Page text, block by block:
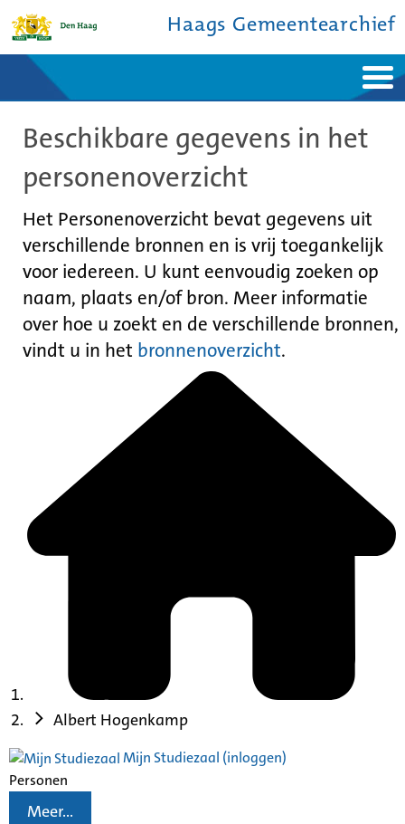
Haags Gemeentearchief
Ontdek de stad
De studiezaal
Bronnen en collecties
Contact
Beschikbare gegevens in het
personenoverzicht
Het Personenoverzicht bevat gegevens uit
verschillende bronnen en is vrij toegankelijk
voor iedereen. U kunt eenvoudig zoeken op
naam, plaats en/of bron. Meer informatie
over hoe u zoekt en de verschillende bronnen,
vindt u in het bronnenoverzicht.
Albert Hogenkamp
Mijn Studiezaal (inloggen)
Personen
Meer...